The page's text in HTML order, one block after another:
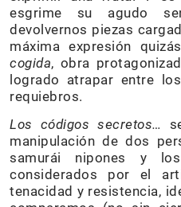
esgrime su agudo
devolvernos piezas
máxima expresión
cogida, obra
logrado atrapar entre
requiebros.
Los códigos secretos…
manipulación de dos
samurái nipones y
considerados por el
tenacidad y resistencia,